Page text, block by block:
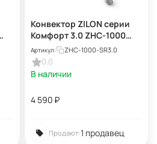
Конвектор ZILON серии
Комфорт 3.0 ZHC-1000
SR3.0
Артикул: ZHC-1000-SR3.0
0.0
В наличии
4 590 ₽
Продают:1 продавец